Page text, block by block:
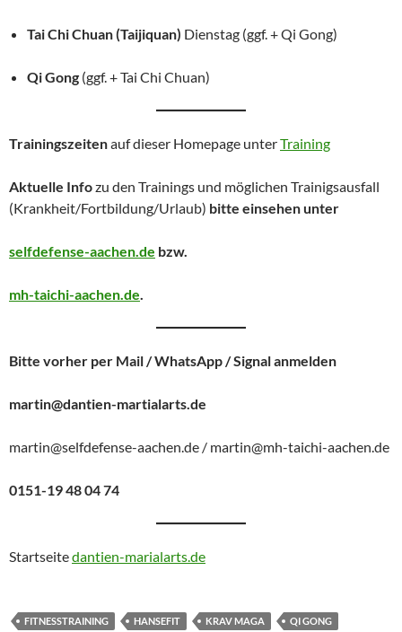
Tai Chi Chuan (Taijiquan) Dienstag (ggf. + Qi Gong)
Qi Gong (ggf. + Tai Chi Chuan)
Trainingszeitenauf dieser Homepage unterTraining
Aktuelle Infozu den Trainings und möglichen Trainigsausfall
(Krankheit/Fortbildung/Urlaub) bitte einsehen unter
selfdefense-aachen.de bzw.
mh-taichi-aachen.de
Bitte vorher per Mail / WhatsApp / Signal anmelden
martin@dantien-martialarts.de
martin@selfdefense-aachen.de / martin@mh-taichi-aachen.de
0151-19 48 04 74
Startseitedantien-marialarts.de
FITNESSTRAINING HANSEFIT KRAV MAGA
QI GONG